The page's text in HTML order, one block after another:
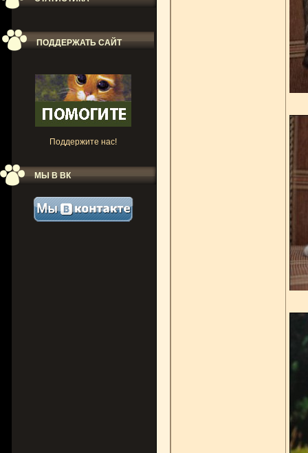
ПОДДЕРЖАТЬ САЙТ
Поддержите нас!
МЫ В ВК